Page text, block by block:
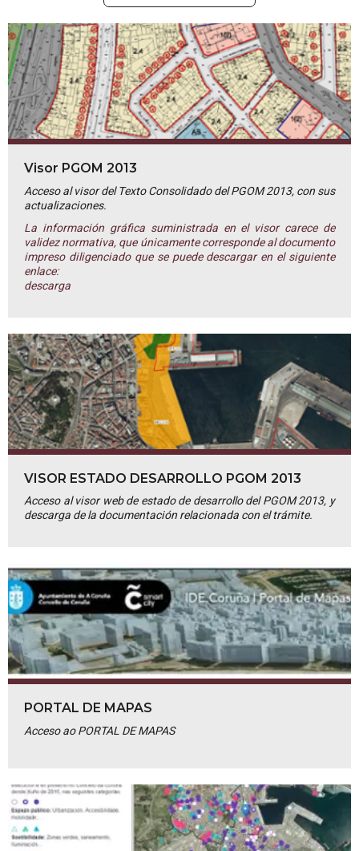
Visor PGOM 2013
Acceso al visor del Texto Consolidado del PGOM 2013, con sus
actualizaciones.
La información gráfica suministrada en el visor carece de
validez normativa, que únicamente corresponde al documento
impreso diligenciado que se puede descargar en el siguiente
enlace:
descarga
VISOR ESTADO DESARROLLO PGOM 2013
Acceso al visor web de estado de desarrollo del PGOM 2013, y
descarga de la documentación relacionada con el trámite.
PORTAL DE MAPAS
Acceso ao PORTAL DE MAPAS